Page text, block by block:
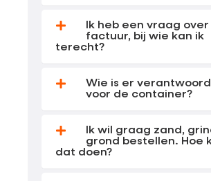
Ik heb een vraag
factuur, bij wie kan ik
terecht?
Wie is er
voor de container?
Ik wil graag zand,
grond bestellen. Hoe
dat doen?